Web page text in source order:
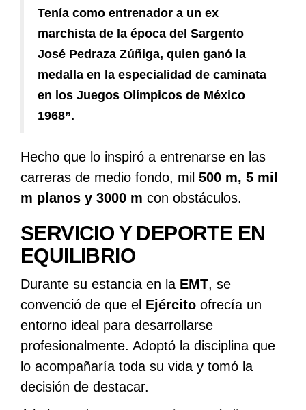
Tenía como entrenador a un ex
marchista de la época del Sargento
José Pedraza Zúñiga, quien ganó la
medalla en la especialidad de caminata
en los Juegos Olímpicos de México
1968”.
Hecho que lo inspiró a entrenarse en las
carreras de medio fondo, mil 500 m, 5 mil
m planos y 3000 m con obstáculos.
SERVICIO Y DEPORTE EN
EQUILIBRIO
Durante su estancia en la EMT, se
convenció de que el Ejército ofrecía un
entorno ideal para desarrollarse
profesionalmente. Adoptó la disciplina que
lo acompañaría toda su vida y tomó la
decisión de destacar.